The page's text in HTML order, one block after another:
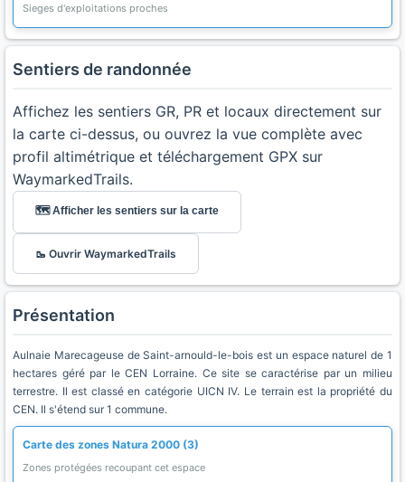
Sieges d'exploitations proches
Sentiers de randonnée
Affichez les sentiers GR, PR et locaux directement sur
la carte ci-dessus, ou ouvrez la vue complète avec
profil altimétrique et téléchargement GPX sur
WaymarkedTrails.
🗺️ Afficher les sentiers sur la carte
🥾 Ouvrir WaymarkedTrails
Présentation
Aulnaie Marecageuse de Saint-arnould-le-bois est un espace naturel de 1
hectares géré par le CEN Lorraine. Ce site se caractérise par un milieu
terrestre. Il est classé en catégorie UICN IV. Le terrain est la propriété du
CEN. Il s'étend sur 1 commune.
Carte des zones Natura 2000 (3)
Zones protégées recoupant cet espace